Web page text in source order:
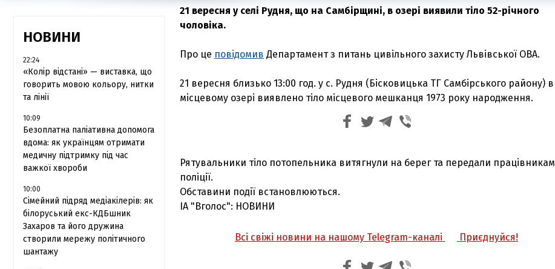
НОВИНИ
22:24
«Колір відстані» — виставка, що
говорить мовою кольору, нитки
та лінії
10:09
Безоплатна паліативна допомога
вдома: як українцям отримати
медичну підтримку під час
важкої хвороби
10:00
Сімейний підряд медіакілерів: як
білоруський екс-КДБшник
Захаров та його дружина
створили мережу політичного
шантажу
21 вересня у селі Рудня, що на Самбірщині, в озері виявили тіло 52-річного
чоловіка.
Про це повідомив Департамент з питань цивільного захисту Львівської ОВА.
21 вересня близько 13:00 год. у с. Рудня (Бісковицька ТГ Самбірського району) в
місцевому озері виявлено тіло місцевого мешканця 1973 року народження.
Рятувальники тіло потопельника витягнули на берег та передали працівникам
поліції.
Обставини події встановлюються.
ІА "Вголос": НОВИНИ
Всі свіжі новини на нашому Telegram-каналі Приєднуйся!